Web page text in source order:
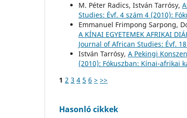
M. Péter Radics, István Tarrósy,
Studies: Évf. 4 szám 4 (2010):
Emmanuel Frimpong Sarpong,
A KÍNAI EGYETEMEK AFRIKAI
Journal of African Studies: Évf.
István Tarrósy, A Pekingi
(2010): Fókuszban: Kínai-afrikai
1 2 3 4 5 6 > >>
Hasonló cikkek